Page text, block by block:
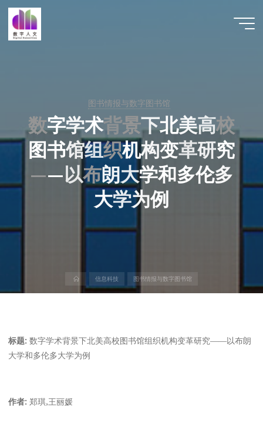
图书情报与数字图书馆
数字学术背景下北美高校
图书馆组织机构变革研究
——以布朗大学和多伦多
大学为例
页
信息科技 图书情报与数字图书馆
标题: 数字学术背景下北美高校图书馆组织机构变革研究——以布朗
大学和多伦多大学为例
作者: 郑琪,王丽媛